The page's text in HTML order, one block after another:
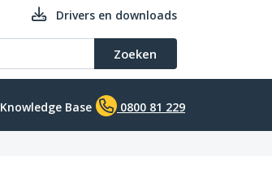
Drivers en downloads
Zoeken
Knowledge Base 0800 81 229